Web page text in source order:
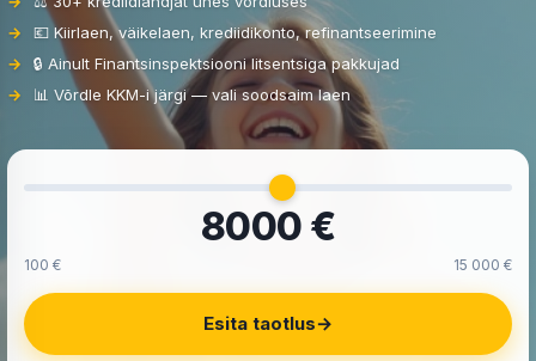
💶 Kiirlaen, väikelaen, krediidikonto, refinantseerimine
🔒 Ainult Finantsinspektsiooni litsentsiga pakkujad
📊 Võrdle KKM-i järgi — vali soodsaim laen
8000 €
100 € 15 000 €
Esita taotlus→